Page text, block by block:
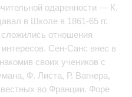
одаренности — К.
в Школе в 1861-65 гг.
отношения
Сен-Санс внес в
своих учеников с
Ф. Листа, Р. Вагнера,
во Франции. Форе